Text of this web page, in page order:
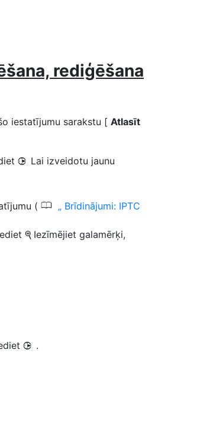
rediģēšana
iestatījumu sarakstu [ Atlasīt
2 Lai izveidotu jaunu
( 0
Brīdinājumi: IPTC
X Iezīmējiet galamērķi,
2 .